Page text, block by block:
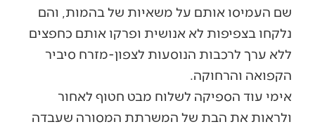
שם העמיסו אותם על משאיות של בהמות, והם
נלקחו בצפיפות לא אנושית ופרקו אותם כחפצים
ללא ערך לרכבות הנוסעות לצפון-מזרח סיביר
הקפואה והרחוקה.
אימי עוד הספיקה לשלוח מבט חטוף לאחור
ולראות את הבת של המשרתת המסורה שעבדה